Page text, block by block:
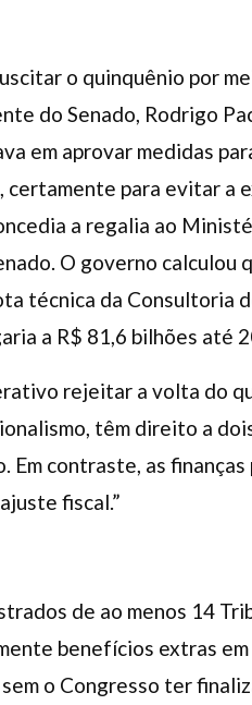
o quinquênio por
do Senado, Rodrigo
em aprovar medidas
para evitar a
a regalia ao
O governo
técnica da Consultoria
a R$ 81,6 bilhões até
rejeitar a volta do
têm direito a
contraste, as
fiscal.”
de ao menos 14
benefícios extras
o Congresso ter